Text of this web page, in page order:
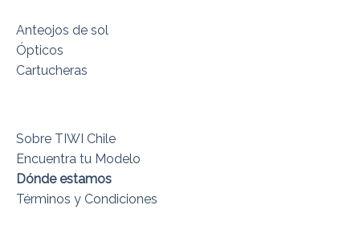
Anteojos de sol
Ópticos
Cartucheras
Sobre TIWI Chile
Encuentra tu Modelo
Dónde estamos
Términos y Condiciones